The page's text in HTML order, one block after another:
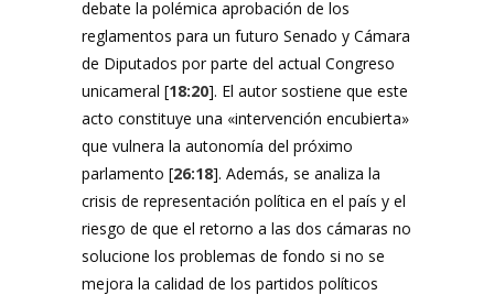
debate la polémica aprobación de los
reglamentos para un futuro Senado y Cámara
de Diputados por parte del actual Congreso
unicameral [18:20]. El autor sostiene que este
acto constituye una «intervención encubierta»
que vulnera la autonomía del próximo
parlamento [26:18]. Además, se analiza la
crisis de representación política en el país y el
riesgo de que el retorno a las dos cámaras no
solucione los problemas de fondo si no se
mejora la calidad de los partidos políticos